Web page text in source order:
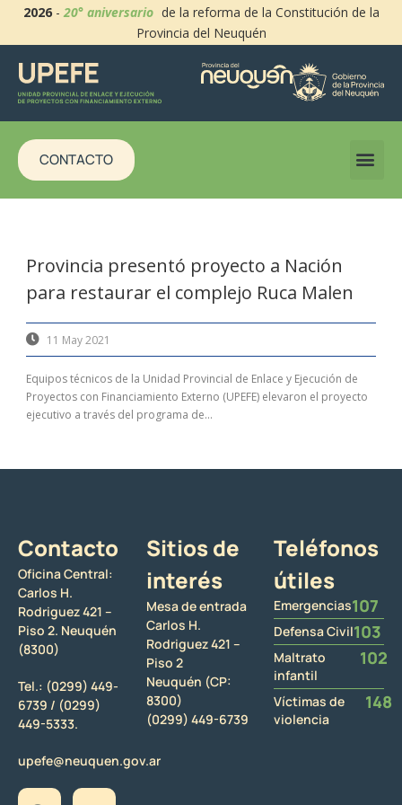
2026-20° aniversario de la reforma de la Constitución de la
Provincia del Neuquén
CONTACTO
Provincia presentó proyecto a Nación
para restaurar el complejo Ruca Malen
11 May 2021
Equipos técnicos de la Unidad Provincial de Enlace y Ejecución de
Proyectos con Financiamiento Externo (UPEFE) elevaron el proyecto
ejecutivo a través del programa de...
Contacto
Oficina Central:
Carlos H.
Rodriguez 421 –
Piso 2. Neuquén
(8300)
Tel.: (0299) 449-
6739 / (0299)
449-5333.
upefe@neuquen.gov.ar
Sitios de
interés
Mesa de entrada
Carlos H.
Rodriguez 421 –
Piso 2
Neuquén (CP:
8300)
(0299) 449-6739
Teléfonos
útiles
Emergencias107
Defensa Civil103
Maltrato
infantil
102
Víctimas de
violencia
148